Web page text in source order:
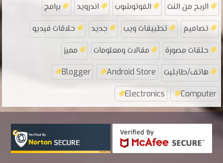
الربح من النت الفوتوشوب اندرويد برامج
تصاميم تطبيقات ويب جديد حلاقات فيديو
حلقات مصورة مقالات ومعلومات مميز
هاتف/طابليت Android Store
Blogger
Computer
Electronics